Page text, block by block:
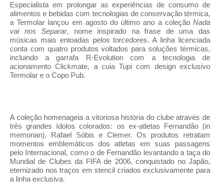
Especialista em prolongar as experiências de consumo de
alimentos e bebidas com tecnologias de conservação térmica,
a Termolar lançou em agosto do último ano a coleção Nada
vai nos Separar, nome inspirado na frase de uma das
músicas mais entoadas pelos torcedores.A linha licenciada
conta com quatro produtos voltados para soluções térmicas,
incluindo a garrafa R-Evolution com a tecnologia de
acionamento Clickmate, a cuia Tupi com design exclusivo
Termolar e o Copo Pub.
A coleção homenageia a vitoriosa história do clube através de
três grandes ídolos colorados: os ex-atletas Fernandão (in
memorian), Rafael Sóbis e Clemer. Os produtos retratam
momentos emblemáticos dos atletas em suas passagens
pelo Internacional, como o de Fernandão levantando a taça do
Mundial de Clubes da FIFA de 2006, conquistado no Japão,
eternizado nos traços em stencil criados exclusivamente para
a linha exclusiva.